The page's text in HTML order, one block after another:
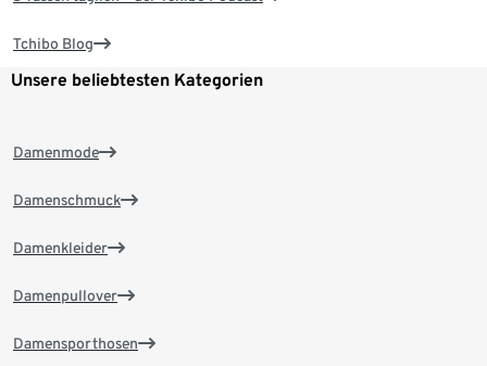
Tchibo Blog
Unsere beliebtesten Kategorien
Damenmode
Damenschmuck
Damenkleider
Damenpullover
Damensporthosen